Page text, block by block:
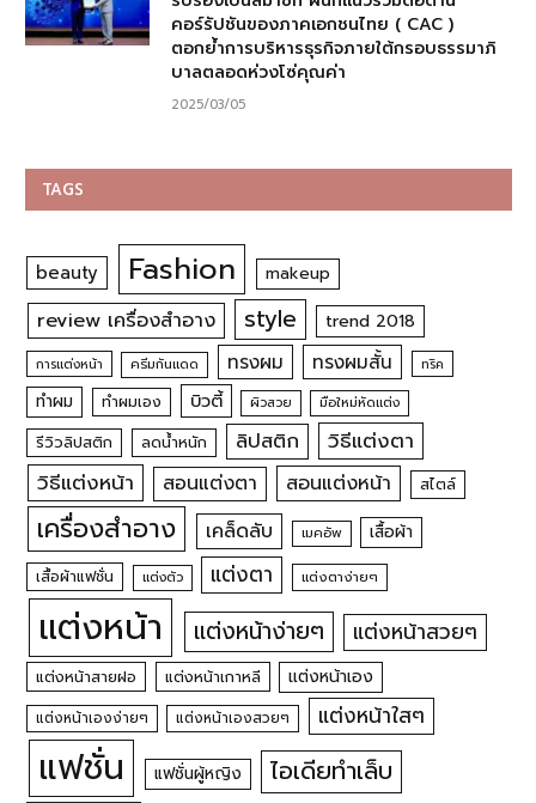
คอร์รัปชันของภาคเอกชนไทย ( CAC )
ตอกย้ำการบริหารธุรกิจภายใต้กรอบธรรมาภิ
บาลตลอดห่วงโซ่คุณค่า
2025/03/05
TAGS
beauty Fashion makeup
review เครื่องสำอาง style trend 2018
การแต่งหน้า ครีมกันแดด ทรงผม ทรงผมสั้น ทริค
ทำผม ทำผมเอง บิวตี้ ผิวสวย มือใหม่หัดแต่ง
รีวิวลิปสติก ลดน้ำหนัก ลิปสติก
วิธีแต่งตา
วิธีแต่งหน้า
สอนแต่งตา สอนแต่งหน้า สไตล์
เครื่องสำอาง เคล็ดลับ เมคอัพ เสื้อผ้า
เสื้อผ้าแฟชั่น แต่งตัว แต่งตา แต่งตาง่ายๆ
แต่งหน้า แต่งหน้าง่ายๆ แต่งหน้าสวยๆ
แต่งหน้าสายฝอ แต่งหน้าเกาหลี แต่งหน้าเอง
แต่งหน้าเองง่ายๆ แต่งหน้าเองสวยๆ แต่งหน้าใสๆ
แฟชั่น แฟชั่นผู้หญิง ไอเดียทำเล็บ